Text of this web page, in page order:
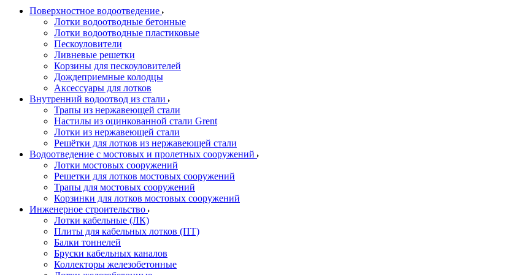
Поверхностное водоотведение
Лотки водоотводные бетонные
Лотки водоотводные пластиковые
Пескоуловители
Ливневые решетки
Корзины для пескоуловителей
Дождеприемные колодцы
Аксессуары для лотков
Внутренний водоотвод из стали
Трапы из нержавеющей стали
Настилы из оцинкованной стали Grent
Лотки из нержавеющей стали
Решётки для лотков из нержавеющей стали
Водоотведение с мостовых и пролетных сооружений
Лотки мостовых сооружений
Решетки для лотков мостовых сооружений
Трапы для мостовых сооружений
Корзинки для лотков мостовых сооружений
Инженерное строительство
Лотки кабельные (ЛК)
Плиты для кабельных лотков (ПТ)
Балки тоннелей
Бруски кабельных каналов
Коллекторы железобетонные